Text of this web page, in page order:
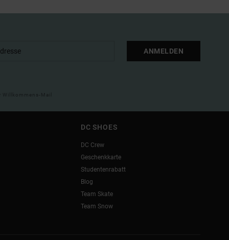
ANMELDEN
Mail
DC SHOES
DC Crew
Geschenkkarte
Studentenrabatt
Blog
Team Skate
Team Snow